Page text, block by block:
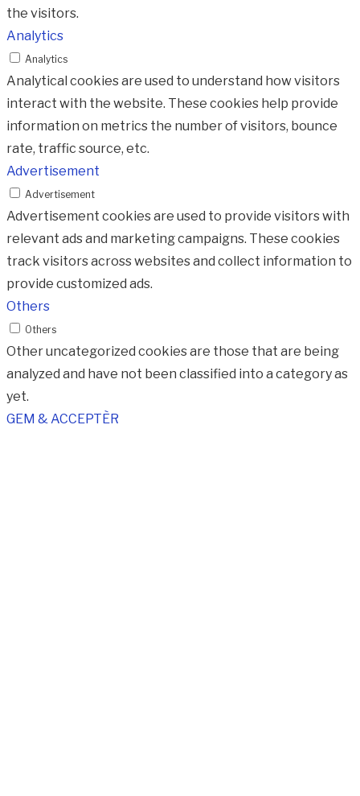
the visitors.
Analytics
Analytics
Analytical cookies are used to understand how visitors
interact with the website. These cookies help provide
information on metrics the number of visitors, bounce
rate, traffic source, etc.
Advertisement
Advertisement
Advertisement cookies are used to provide visitors with
relevant ads and marketing campaigns. These cookies
track visitors across websites and collect information to
provide customized ads.
Others
Others
Other uncategorized cookies are those that are being
analyzed and have not been classified into a category as
yet.
GEM & ACCEPTÈR